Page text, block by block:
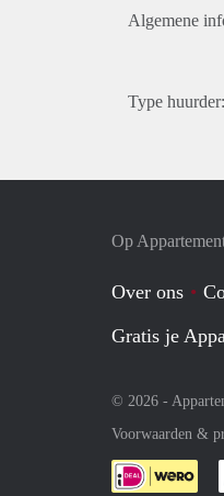
Algemene
Type huurder:
Op
Over ons
Gratis je
© 2026 -
Voorwaarden &